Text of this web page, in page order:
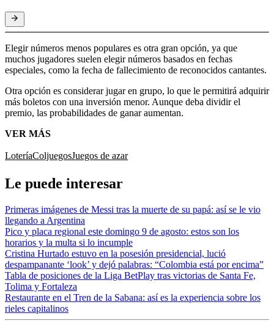
Elegir números menos populares es otra gran opción, ya que
muchos jugadores suelen elegir números basados en fechas
especiales, como la fecha de fallecimiento de reconocidos cantantes.
Otra opción es considerar jugar en grupo, lo que le permitirá adquirir
más boletos con una inversión menor. Aunque deba dividir el
premio, las probabilidades de ganar aumentan.
VER MÁS
LoteríaColjuegosJuegos de azar
Le puede interesar
Primeras imágenes de Messi tras la muerte de su papá: así se le vio
llegando a Argentina
Pico y placa regional este domingo 9 de agosto: estos son los
horarios y la multa si lo incumple
Cristina Hurtado estuvo en la posesión presidencial, lució
despampanante ‘look’ y dejó palabras: “Colombia está por encima”
Tabla de posiciones de la Liga BetPlay tras victorias de Santa Fe,
Tolima y Fortaleza
Restaurante en el Tren de la Sabana: así es la experiencia sobre los
rieles capitalinos